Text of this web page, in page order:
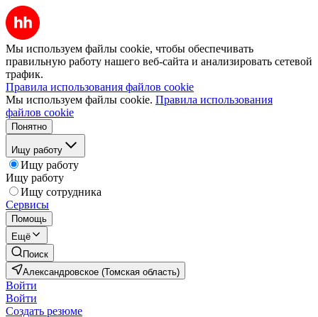
Мы используем файлы cookie, чтобы обеспечивать
правильную работу нашего веб-сайта и анализировать сетевой
трафик.
Правила использования файлов cookie
Мы используем файлы cookie. Правила использования
файлов cookie
Понятно
Ищу работу
Ищу работу
Ищу работу
Ищу сотрудника
Сервисы
Помощь
Ещё
Поиск
Александровское (Томская область)
Войти
Войти
Создать резюме